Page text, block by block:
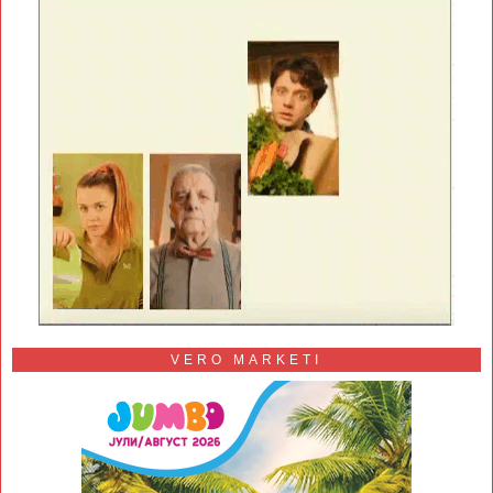
VERO MARKETI